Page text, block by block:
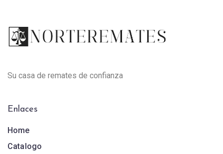
Su casa de remates de confianza
Enlaces
Home
Catalogo